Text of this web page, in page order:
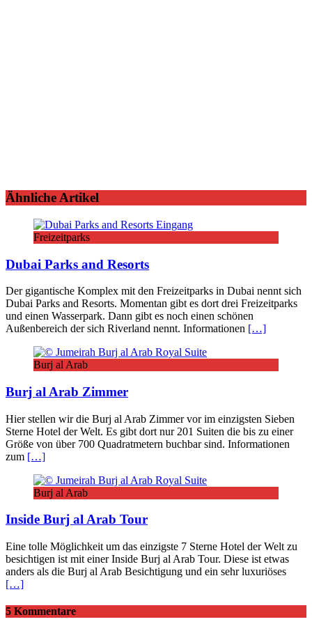
Ähnliche Artikel
Freizeitparks
Dubai Parks and Resorts
Der gigantische Komplex mit den Freizeitparks in Dubai nennt sich
Dubai Parks and Resorts. Momentan gibt es dort drei Freizeitparks
und einen Wasserpark. Dann gibt es noch einen schönen
Außenbereich der sich Riverland nennt. Informationen […]
Burj al Arab
Burj al Arab Zimmer
Hier stellen wir die Burj al Arab Zimmer vor im einzigsten Sieben
Sterne Hotel der Welt. Es gibt dort nur 201 Suiten die bis zu einer
Größe von über 700 Quadratmetern buchbar sind. Informationen
zum […]
Burj al Arab
Inside Burj al Arab Tour
Eine tolle Möglichkeit um das einzigste 7 Sterne Hotel der Welt zu
besichtigen ist mit einer Inside Burj al Arab Tour. Diese ist etwas
anders als die Burj al Arab Besichtigung und ein sehr luxuriöses
[…]
5 Kommentare